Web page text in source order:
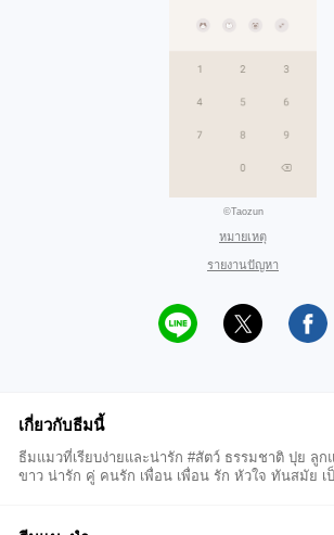
©Taozun
หมายเหตุ
รายงานปัญหา
เกี่ยวกับธีมนี้
ธีมแมวที่เรียบง่ายและน่ารัก #สัตว์ ธรรมชาติ ปุย ลูก
ขาว น่ารัก คู่ คนรัก เพื่อน เพื่อน รัก หัวใจ ทันสมัย เ